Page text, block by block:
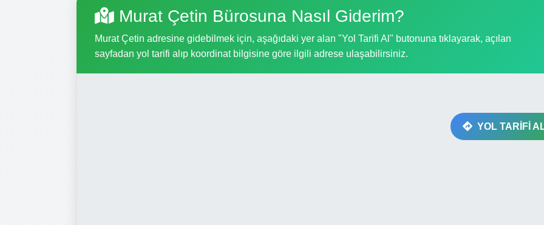
Murat Çetin Bürosuna Nasıl Giderim?
Murat Çetin adresine gidebilmek için, aşağıdaki yer alan "Yol Tarifi Al" butonuna tıklayarak, açılan
sayfadan yol tarifi alıp koordinat bilgisine göre ilgili adrese ulaşabilirsiniz.
YOL TARİFİ